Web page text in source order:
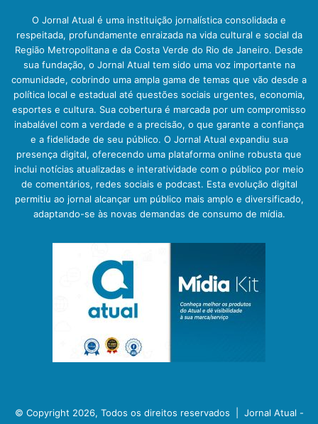
O Jornal Atual é uma instituição jornalística consolidada e
respeitada, profundamente enraizada na vida cultural e social da
Região Metropolitana e da Costa Verde do Rio de Janeiro. Desde
sua fundação, o Jornal Atual tem sido uma voz importante na
comunidade, cobrindo uma ampla gama de temas que vão desde a
política local e estadual até questões sociais urgentes, economia,
esportes e cultura. Sua cobertura é marcada por um compromisso
inabalável com a verdade e a precisão, o que garante a confiança
e a fidelidade de seu público. O Jornal Atual expandiu sua
presença digital, oferecendo uma plataforma online robusta que
inclui notícias atualizadas e interatividade com o público por meio
de comentários, redes sociais e podcast. Esta evolução digital
permitiu ao jornal alcançar um público mais amplo e diversificado,
adaptando-se às novas demandas de consumo de mídia.
© Copyright 2026, Todos os direitos reservados | Jornal Atual -